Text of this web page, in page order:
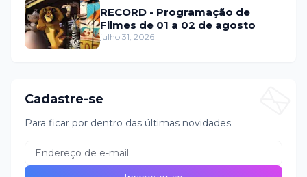
RECORD - Programação de
Filmes de 01 a 02 de agosto
julho 31, 2026
Cadastre-se
Para ficar por dentro das últimas novidades.